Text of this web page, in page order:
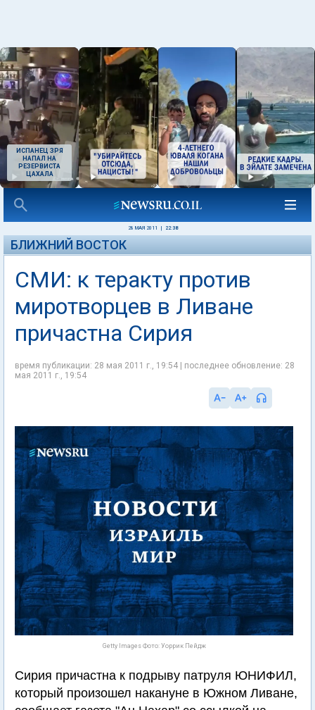
ИСПАНЕЦ ЗРЯ
НАПАЛ НА
РЕЗЕРВИСТА
ЦАХАЛА
28 МАЯ 2011 22:38
БЛИЖНИЙ ВОСТОК
СМИ: к теракту против
миротворцев в Ливане
причастна Сирия
время публикации: 28 мая 2011 г., 19:54 | последнее обновление: 28
мая 2011 г., 19:54
Getty Images Фото: Уоррик Пейдж
Сирия причастна к подрыву патруля ЮНИФИЛ,
который произошел накануне в Южном Ливане,